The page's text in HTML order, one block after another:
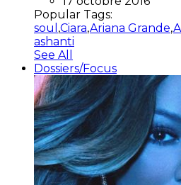
Popular Tags:
soul ,Ciara,Ariana Grande,
ashanti
See All
Dossiers/Focus